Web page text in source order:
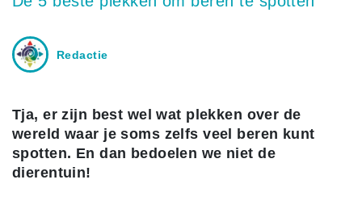
Redactie
Tja, er zijn best wel wat plekken over de
wereld waar je soms zelfs veel beren kunt
spotten. En dan bedoelen we niet de
dierentuin!